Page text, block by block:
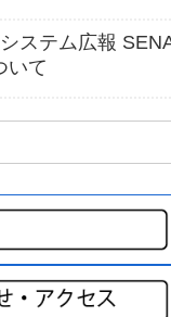
ステム広報
いて